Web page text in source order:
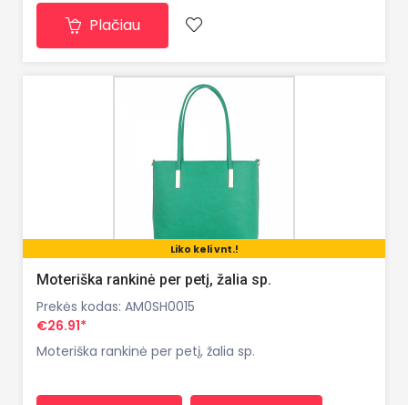
Plačiau
Liko keli vnt.!
Moteriška rankinė per petį, žalia sp.
Prekės kodas: AM0SH0015
€26.91*
Moteriška rankinė per petį, žalia sp.